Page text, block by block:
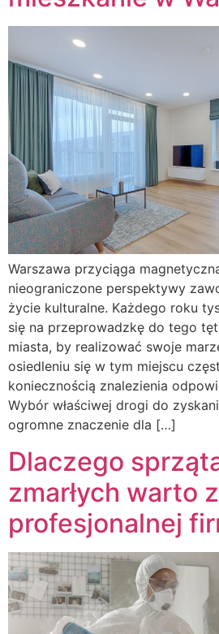
Warszawa przyciąga
nieograniczone perspektywy
życie kulturalne. Każdego roku
się na przeprowadzkę do tego
miasta, by realizować swoje
osiedleniu się w tym miejscu
koniecznością znalezienia
Wybór właściwej drogi do
ogromne znaczenie dla […]
Dlaczego
zmarłych warto
profesjonalnej